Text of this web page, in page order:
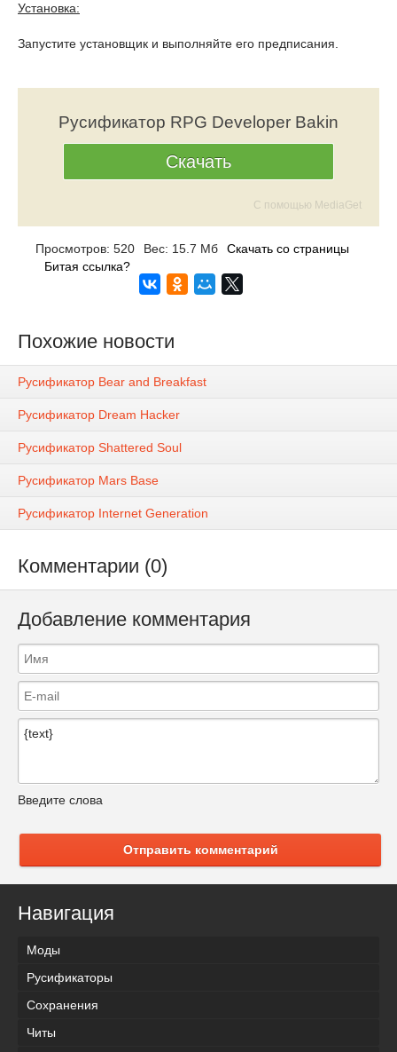
Установка:
Запустите установщик и выполняйте его предписания.
Русификатор RPG Developer Bakin
Скачать
С помощью MediaGet
Просмотров: 520 Вес: 15.7 Мб
Скачать со страницы
Битая ссылка?
Похожие новости
Русификатор Bear and Breakfast
Русификатор Dream Hacker
Русификатор Shattered Soul
Русификатор Mars Base
Русификатор Internet Generation
Комментарии (0)
Добавление комментария
Введите слова
Отправить комментарий
Навигация
Моды
Русификаторы
Сохранения
Читы